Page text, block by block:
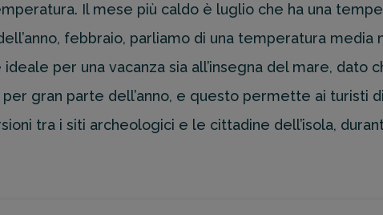
Il mese più caldo è luglio che ha una
febbraio, parliamo di una temperatura media
per una vacanza sia all’insegna del mare, dato
gran parte dell’anno, e questo permette ai turisti
tra i siti archeologici e le cittadine dell’isola,